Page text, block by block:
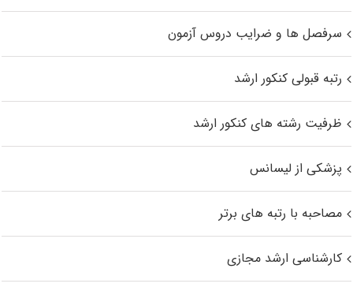
سرفصل ها و ضرایب دروس آزمون
رتبه قبولی کنکور ارشد
ظرفیت رشته های کنکور ارشد
پزشکی از لیسانس
مصاحبه با رتبه های برتر
کارشناسی ارشد مجازی